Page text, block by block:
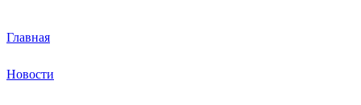
Главная
Новости